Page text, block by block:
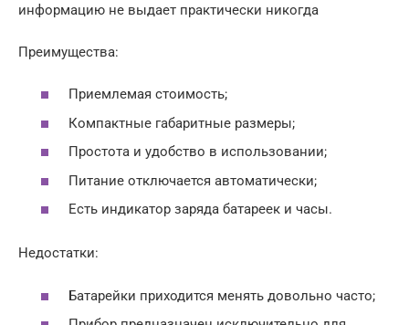
информацию не выдает практически никогда
Преимущества:
Приемлемая стоимость;
Компактные габаритные размеры;
Простота и удобство в использовании;
Питание отключается автоматически;
Есть индикатор заряда батареек и часы.
Недостатки:
Батарейки приходится менять довольно часто;